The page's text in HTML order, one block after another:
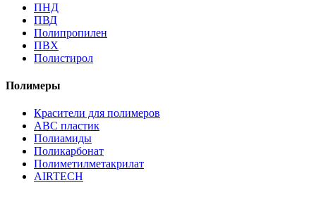
ПНД
ПВД
Полипропилен
ПВХ
Полистирол
Полимеры
Красители для полимеров
АВС пластик
Полиамиды
Поликарбонат
Полиметилметакрилат
AIRTECH